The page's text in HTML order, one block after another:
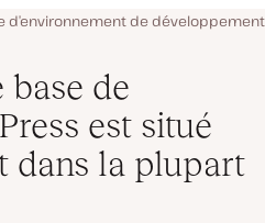
d’environnement de
de
est situé
dans la plupart